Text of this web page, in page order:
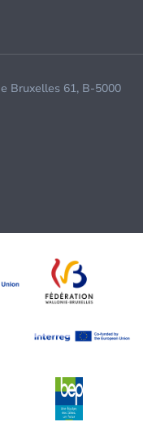
Bruxelles 61, B-5000